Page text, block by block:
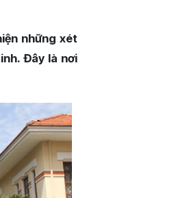
những xét
Đây là nơi